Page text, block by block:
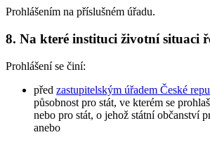
Prohlášením na příslušném úřadu.
8. Na které instituci životní situaci
Prohlášení se činí:
před zastupitelským úřadem České
působnost pro stát, ve kterém se
nebo pro stát, o jehož státní občanství
anebo